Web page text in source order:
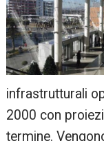
infrastrutturali
2000 con
termine.